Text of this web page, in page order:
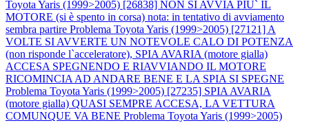
Toyota Yaris (1999>2005) [26838] NON SI AVVIA PIU` IL
MOTORE (si è spento in corsa) nota: in tentativo di avviamento
sembra partire Problema Toyota Yaris (1999>2005) [27121] A
VOLTE SI AVVERTE UN NOTEVOLE CALO DI POTENZA
(non risponde l`acceleratore), SPIA AVARIA (motore gialla)
ACCESA SPEGNENDO E RIAVVIANDO IL MOTORE
RICOMINCIA AD ANDARE BENE E LA SPIA SI SPEGNE
Problema Toyota Yaris (1999>2005) [27235] SPIA AVARIA
(motore gialla) QUASI SEMPRE ACCESA, LA VETTURA
COMUNQUE VA BENE Problema Toyota Yaris (1999>2005)